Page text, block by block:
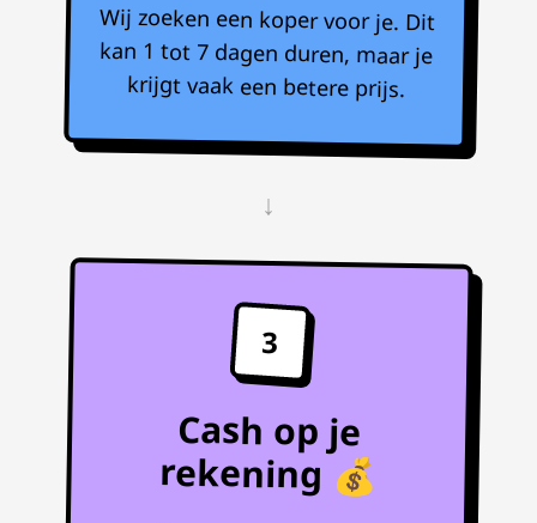
Wij zoeken een koper voor je. Dit
kan 1 tot 7 dagen duren, maar je
krijgt vaak een betere prijs.
↓
3
Cash op je
rekening 💰